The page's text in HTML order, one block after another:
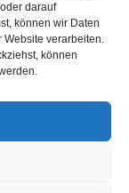
darauf
können wir Daten
Website verarbeiten.
können
2. Juni 2026